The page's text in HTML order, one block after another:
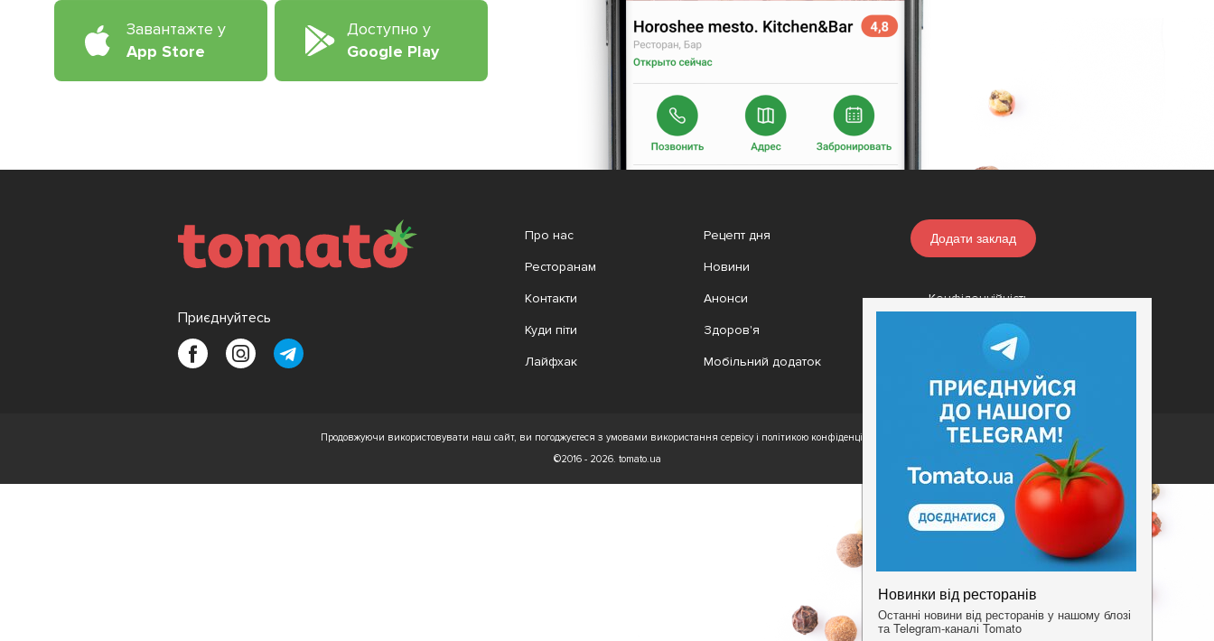
Завантажте у
App Store
Доступно у
Google Play
Приєднуйтесь
Про нас
Ресторанам
Контакти
Куди піти
Лайфхак
Рецепт дня
Новини
Анонси
Здоров'я
Мобільний додаток
Додати заклад
Конфіденційність
Продовжуючи використовувати наш сайт, ви погоджуєтеся з умовами використання сервісу і політикою конфіденційності.
©2016 - 2026. tomato.ua